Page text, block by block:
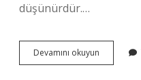
düşünürdür.…
Devamını okuyun
Meriç